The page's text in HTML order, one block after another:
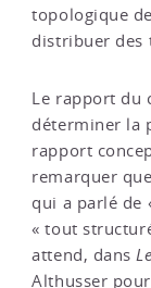
topologique de
distribuer des
Le rapport du
déterminer la
rapport
remarquer
qui a parlé de
« tout
attend, dans
Althusser